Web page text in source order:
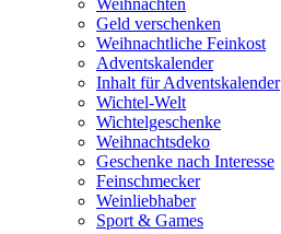
Weihnachten
Geld verschenken
Weihnachtliche Feinkost
Adventskalender
Inhalt für Adventskalender
Wichtel-Welt
Wichtelgeschenke
Weihnachtsdeko
Geschenke nach Interesse
Feinschmecker
Weinliebhaber
Sport & Games